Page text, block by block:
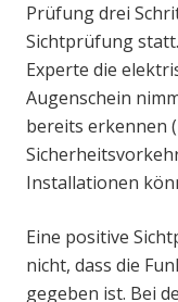
Prüfung drei
Sichtprüfung
Experte die
Augenschein
bereits erkennen
Installationen
Eine positive
nicht, dass die
gegeben ist. Bei